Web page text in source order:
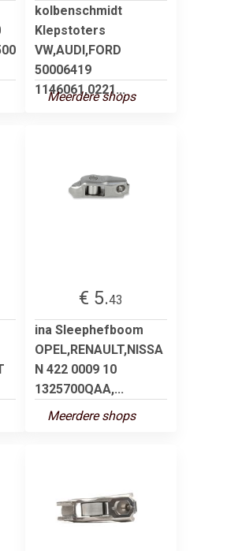
kolbenschmidt
Klepstoters
VW,AUDI,FORD
50006419
1146061,0221...
Meerdere shops
€ 5.43
ina Sleephefboom
OPEL,RENAULT,NISSA
N 422 0009 10
1325700QAA,...
Meerdere shops